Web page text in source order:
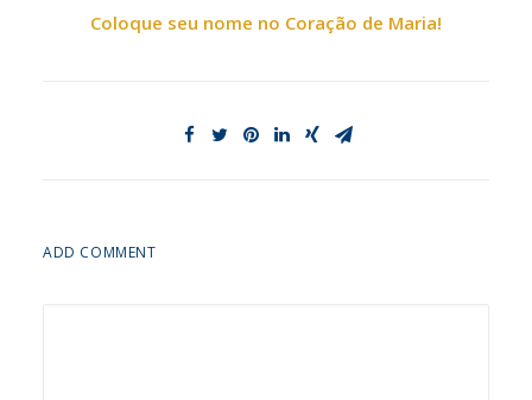
Coloque seu nome no Coração de Maria!
ADD COMMENT